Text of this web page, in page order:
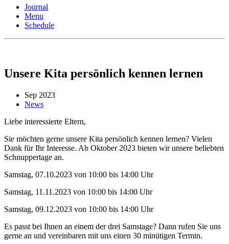
Journal
Menu
Schedule
Unsere Kita persönlich kennen lernen
Sep 2023
News
Liebe interessierte Eltern,
Sie möchten gerne unsere Kita persönlich kennen lernen? Vielen
Dank für Ihr Interesse. Ab Oktober 2023 bieten wir unsere beliebten
Schnuppertage an.
Samstag, 07.10.2023 von 10:00 bis 14:00 Uhr
Samstag, 11.11.2023 von 10:00 bis 14:00 Uhr
Samstag, 09.12.2023 von 10:00 bis 14:00 Uhr
Es passt bei Ihnen an einem der drei Samstage? Dann rufen Sie uns
gerne an und vereinbaren mit uns einen 30 minütigen Termin.